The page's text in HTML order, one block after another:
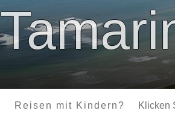
Reisen mit Kindern? Klicken